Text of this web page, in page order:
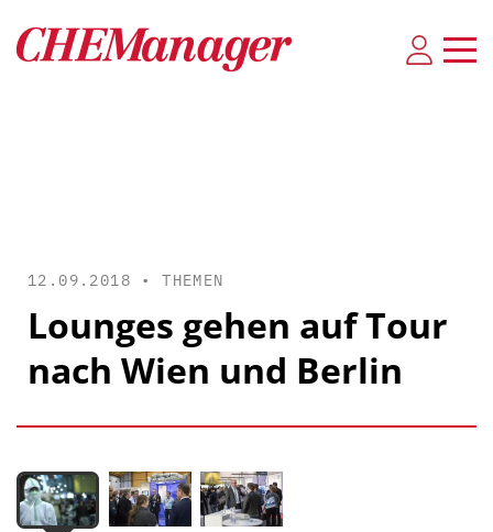
12.09.2018 •THEMEN
Lounges gehen auf Tour
nach Wien und Berlin